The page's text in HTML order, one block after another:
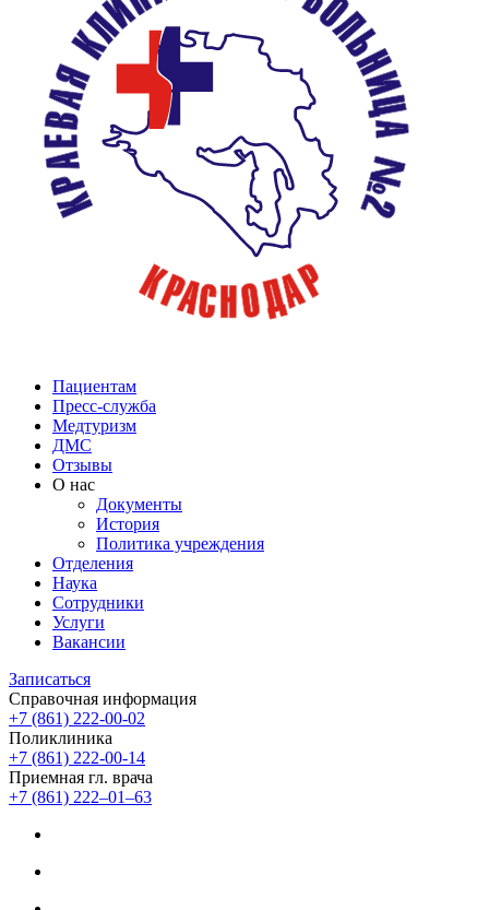
Пациентам
Пресс-служба
Медтуризм
ДМС
Отзывы
О нас
Документы
История
Политика учреждения
Отделения
Наука
Сотрудники
Услуги
Вакансии
Записаться
Справочная информация
+7 (861) 222-00-02
Поликлиника
+7 (861) 222-00-14
Приемная гл. врача
+7 (861) 222‒01‒63